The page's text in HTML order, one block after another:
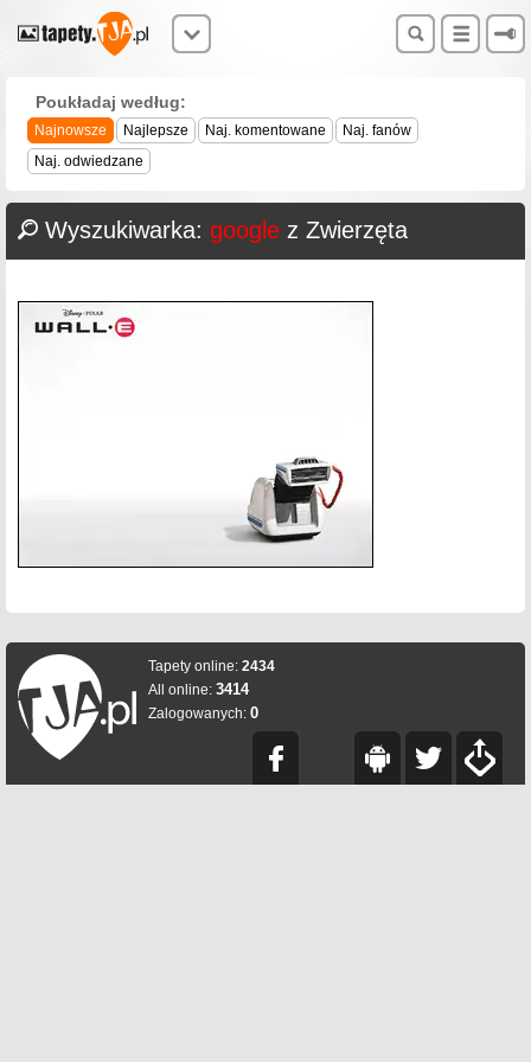
Poukładaj według:
Najnowsze Najlepsze Naj. komentowane
Naj. fanów
Naj. odwiedzane
Wyszukiwarka: google z Zwierzęta
Tapety online: 2434
All online: 3414
Zalogowanych: 0